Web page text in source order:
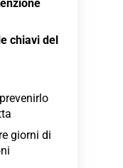
chiavi del
giorni di